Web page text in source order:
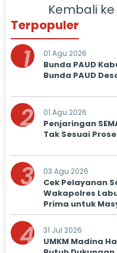
Kembali
Terpopuler
1 01 Agu 2026
Bunda PAUD
Bunda PAUD
2 01 Agu 2026
Penjaringan
Tak Sesuai
3 03 Agu 2026
Cek Pelayanan
Wakapolres
Prima untuk
4 31 Jul 2026
UMKM Madina